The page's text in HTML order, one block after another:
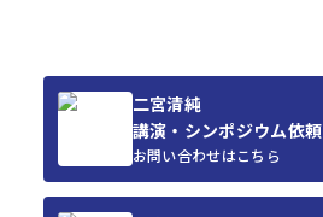
二宮清純
講演・シンポジウム依頼
お問い合わせはこちら